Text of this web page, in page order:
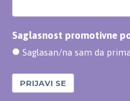
Saglasnost promotivne
Saglasan/na sam da
PRIJAVI SE